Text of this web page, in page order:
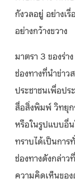
กังวลอยู่ อย่างเ
อย่างกว้างขวาง
มาตรา 3 ของร่า
ช่องทางที่นำข่าว
ประชาชนเพื่อปร
สื่อสิ่งพิมพ์ วิทยุก
หรือในรูปแบบอื่
ทราบได้เป็นการ
ช่องทางดังกล่าว
ความคิดเห็นของ